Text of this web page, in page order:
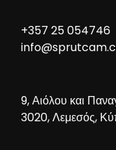
+357 25 054746
9, Αιόλου και
3020, Λεμεσός,